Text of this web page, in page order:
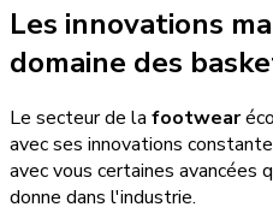
Les innovations
domaine des
Le secteur de la footwear
avec ses innovations
avec vous certaines avancées
donne dans l'industrie.